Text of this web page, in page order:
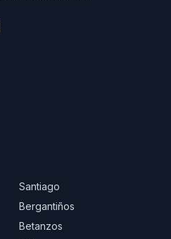
Santiago
Bergantiños
Betanzos